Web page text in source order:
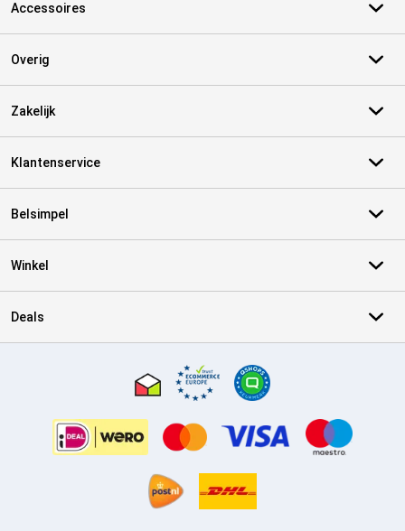
Accessoires
Overig
Zakelijk
Klantenservice
Belsimpel
Winkel
Deals